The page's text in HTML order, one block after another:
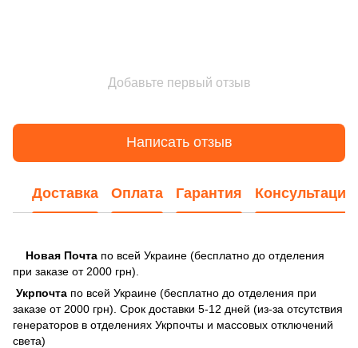
Добавьте первый отзыв
Написать отзыв
Доставка Оплата Гарантия Консультация
Новая Почта по всей Украине (бесплатно до отделения
при заказе от 2000 грн).
Укрпочта по всей Украине (бесплатно до отделения при
заказе от 2000 грн). Срок доставки 5-12 дней (из-за отсутствия
генераторов в отделениях Укрпочты и массовых отключений
света)